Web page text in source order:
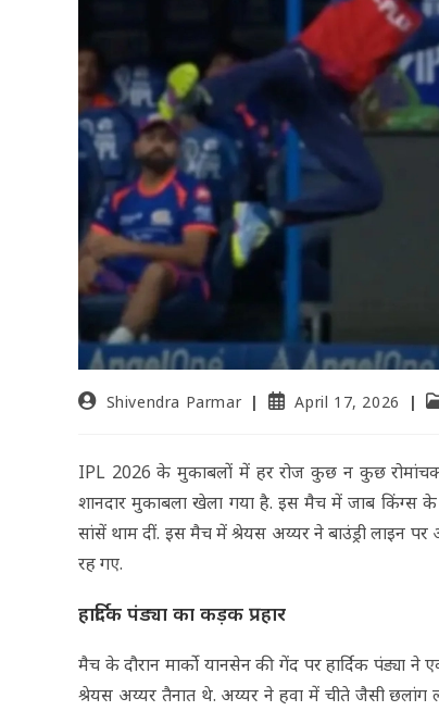
Shivendra Parmar April 17, 2026
IPL 2026 के मुकाबलों में हर रोज कुछ न कुछ
शानदार मुकाबला खेला गया है. इस मैच में जाब किंग्स के
सांसें थाम दीं. इस मैच में श्रेयस अय्यर ने बाउंड्री लाइन
रह गए.
हार्दिक पंड्या का कड़क प्रहार
मैच के दौरान मार्को यानसेन की गेंद पर हार्दिक पंड्या
श्रेयस अय्यर तैनात थे. अय्यर ने हवा में चीते जैसी छलांग